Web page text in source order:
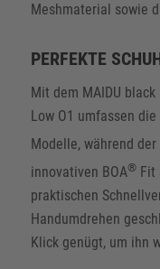
Meshmaterial sowie
PERFEKTE
Mit dem MAIDU black
Low O1 umfassen
Modelle, während der
innovativen BOA®Fit
praktischen
Handumdrehen
Klick genügt, um ihn